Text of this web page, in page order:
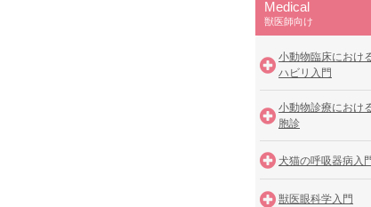
Medical
獣医師向け
小動物臨床におけ
ハビリ入門
小動物診療におけ
胞診
犬猫の呼吸器病入
獣医眼科学入門